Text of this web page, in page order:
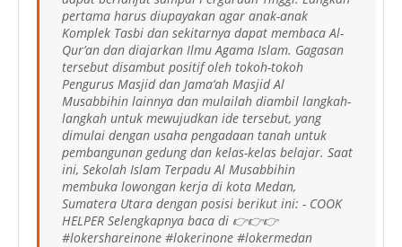
pertama harus diupayakan agar anak-anak
Komplek Tasbi dan sekitarnya dapat membaca Al-
Qur’an dan diajarkan Ilmu Agama Islam. Gagasan
tersebut disambut positif oleh tokoh-tokoh
Pengurus Masjid dan Jama’ah Masjid Al
Musabbihin lainnya dan mulailah diambil langkah-
langkah untuk mewujudkan ide tersebut, yang
dimulai dengan usaha pengadaan tanah untuk
pembangunan gedung dan kelas-kelas belajar. Saat
ini, Sekolah Islam Terpadu Al Musabbihin
membuka lowongan kerja di kota Medan,
Sumatera Utara dengan posisi berikut ini: - COOK
HELPER Selengkapnya baca di 👉👉👉
#lokershareinone #lokerinone #lokermedan